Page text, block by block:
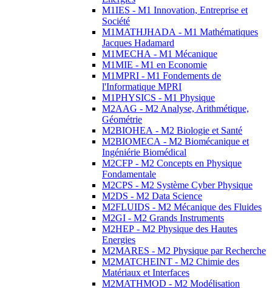
M1IES - M1 Innovation, Entreprise et
Société
M1MATHJHADA - M1 Mathématiques
Jacques Hadamard
M1MECHA - M1 Mécanique
M1MIE - M1 en Economie
M1MPRI - M1 Fondements de
l'Informatique MPRI
M1PHYSICS - M1 Physique
M2AAG - M2 Analyse, Arithmétique,
Géométrie
M2BIOHEA - M2 Biologie et Santé
M2BIOMECA - M2 Biomécanique et
Ingéniérie Biomédical
M2CFP - M2 Concepts en Physique
Fondamentale
M2CPS - M2 Système Cyber Physique
M2DS - M2 Data Science
M2FLUIDS - M2 Mécanique des Fluides
M2GI - M2 Grands Instruments
M2HEP - M2 Physique des Hautes
Energies
M2MARES - M2 Physique par Recherche
M2MATCHEINT - M2 Chimie des
Matériaux et Interfaces
M2MATHMOD - M2 Modélisation